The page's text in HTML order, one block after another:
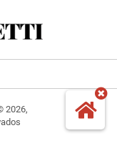
2026,